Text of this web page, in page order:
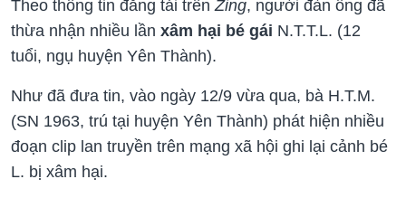
Theo thông tin đăng tải trên Zing, người đàn ông đã
thừa nhận nhiều lần xâm hại bé gái N.T.T.L. (12
tuổi, ngụ huyện Yên Thành).
Như đã đưa tin, vào ngày 12/9 vừa qua, bà H.T.M.
(SN 1963, trú tại huyện Yên Thành) phát hiện nhiều
đoạn clip lan truyền trên mạng xã hội ghi lại cảnh bé
L. bị xâm hại.